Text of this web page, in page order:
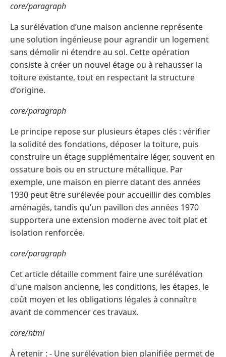
core/paragraph
La surélévation d’une maison ancienne représente
une solution ingénieuse pour agrandir un logement
sans démolir ni étendre au sol. Cette opération
consiste à créer un nouvel étage ou à rehausser la
toiture existante, tout en respectant la structure
d’origine.
core/paragraph
Le principe repose sur plusieurs étapes clés : vérifier
la solidité des fondations, déposer la toiture, puis
construire un étage supplémentaire léger, souvent en
ossature bois ou en structure métallique. Par
exemple, une maison en pierre datant des années
1930 peut être surélevée pour accueillir des combles
aménagés, tandis qu’un pavillon des années 1970
supportera une extension moderne avec toit plat et
isolation renforcée.
core/paragraph
Cet article détaille comment faire une surélévation
d'une maison ancienne, les conditions, les étapes, le
coût moyen et les obligations légales à connaître
avant de commencer ces travaux.
core/html
À retenir : - Une surélévation bien planifiée permet de